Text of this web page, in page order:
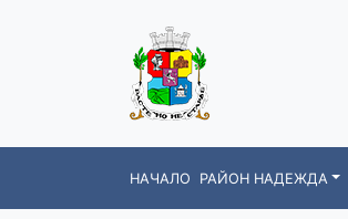
НАЧАЛО РАЙОН НАДЕЖДА